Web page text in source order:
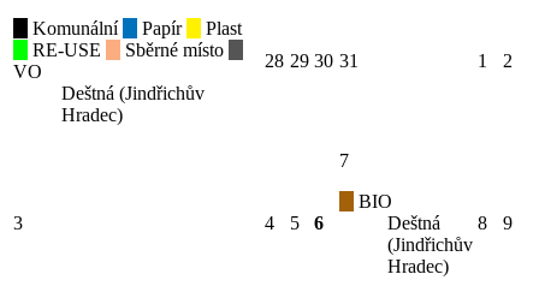
Komunální
Papír
Plast
RE-USE
Sběrné místo
VO
Deštná (Jindřichův
Hradec)
28 29 30 31 1 2
3 4 5 6
7
BIO
Deštná
(Jindřichův
Hradec)
8 9